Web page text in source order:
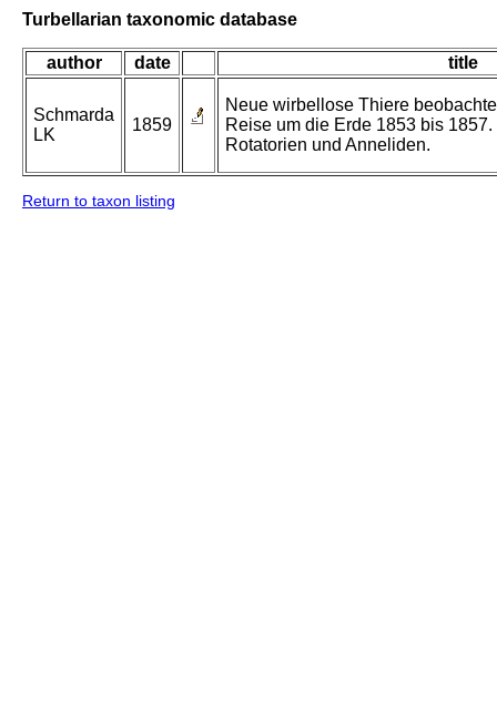
Turbellarian taxonomic database
author date title
Schmarda
LK
1859
Neue wirbellose Thiere
Reise um die Erde 1853 bis
Rotatorien und Anneliden.
Return to taxon listing